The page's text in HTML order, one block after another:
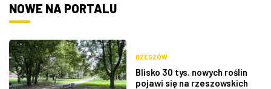
NOWE NA PORTALU
RZESZÓW
Blisko 30 tys. nowych roślin
pojawi się na rzeszowskich